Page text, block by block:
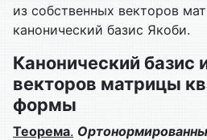
из собственных векторов
канонический базис Якоби.
Канонический базис
векторов матрицы
формы
Теорема.